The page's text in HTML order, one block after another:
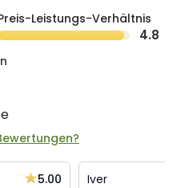
Leistungs-Verhältnis
4.8
5.00 Iver